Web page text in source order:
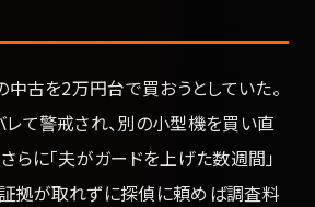
古を2万円台で買おうとしていた。
レて警戒され、別の小型機を買い直
らに「夫がガードを上げた数週間」
拠が取れずに探偵に頼めば調査料